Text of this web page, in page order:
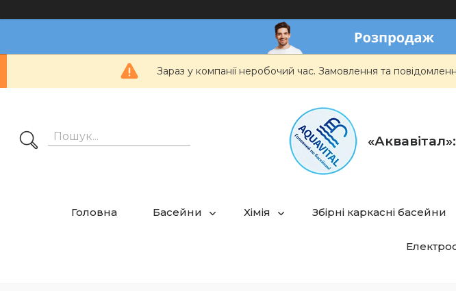
Зараз у компанії неробочий час. Замовлення та
Головна Басейни Хімія Збірні каркасні басейни